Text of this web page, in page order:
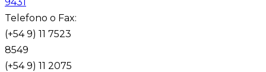
Telefono o Fax:
(+54 9) 11 7523
8549
(+54 9) 11 2075